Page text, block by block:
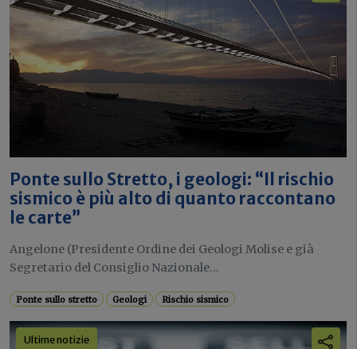
Ponte sullo Stretto, i geologi: “Il rischio
sismico è più alto di quanto raccontano
le carte”
Angelone (Presidente Ordine dei Geologi Molise e già
Segretario del Consiglio Nazionale...
Ponte sullo stretto Geologi Rischio sismico
Ultime notizie